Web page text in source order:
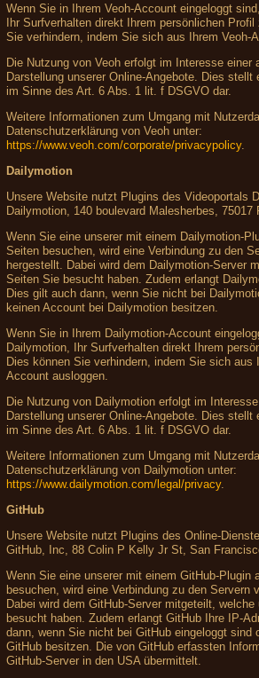
Wenn Sie in Ihrem Veoh-Account eingeloggt
Ihr Surfverhalten direkt Ihrem persönlichen
Sie verhindern, indem Sie sich aus Ihrem Veoh-
Die Nutzung von Veoh erfolgt im Interesse einer
Darstellung unserer Online-Angebote. Dies
im Sinne des Art. 6 Abs. 1 lit. f DSGVO dar.
Weitere Informationen zum Umgang mit
Datenschutzerklärung von Veoh unter:
https://www.veoh.com/corporate/privacypolicy.
Dailymotion
Unsere Website nutzt Plugins des Videoportals
Dailymotion, 140 boulevard Malesherbes, 75017
Wenn Sie eine unserer mit einem Dailymotion-
Seiten besuchen, wird eine Verbindung zu den
hergestellt. Dabei wird dem Dailymotion-Server
Seiten Sie besucht haben. Zudem erlangt
Dies gilt auch dann, wenn Sie nicht bei
keinen Account bei Dailymotion besitzen.
Wenn Sie in Ihrem Dailymotion-Account
Dailymotion, Ihr Surfverhalten direkt Ihrem
Dies können Sie verhindern, indem Sie sich aus
Account ausloggen.
Die Nutzung von Dailymotion erfolgt im
Darstellung unserer Online-Angebote. Dies
im Sinne des Art. 6 Abs. 1 lit. f DSGVO dar.
Weitere Informationen zum Umgang mit
Datenschutzerklärung von Dailymotion unter:
https://www.dailymotion.com/legal/privacy.
GitHub
Unsere Website nutzt Plugins des Online-
GitHub, Inc, 88 Colin P Kelly Jr St, San
Wenn Sie eine unserer mit einem GitHub-Plugin
besuchen, wird eine Verbindung zu den Servern
Dabei wird dem GitHub-Server mitgeteilt,
besucht haben. Zudem erlangt GitHub Ihre IP-
dann, wenn Sie nicht bei GitHub eingeloggt sind
GitHub besitzen. Die von GitHub erfassten
GitHub-Server in den USA übermittelt.